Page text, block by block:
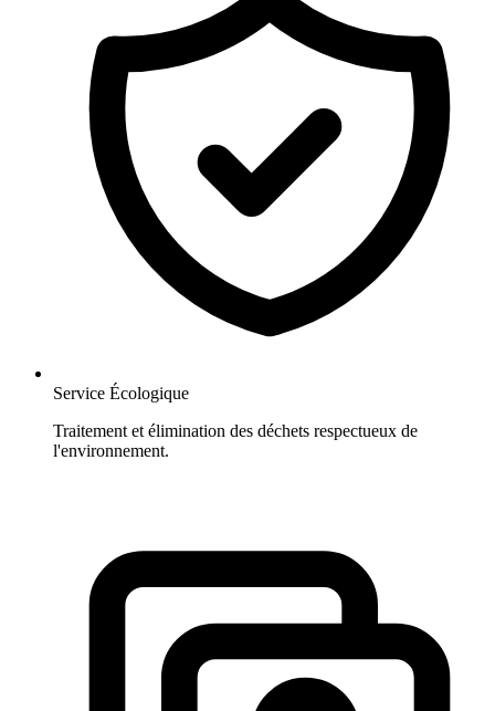
Service Écologique
Traitement et élimination des déchets respectueux de
l'environnement.